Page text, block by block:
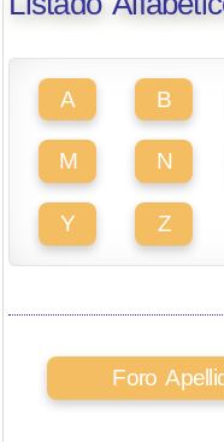
A B
M N
Y Z
Foro